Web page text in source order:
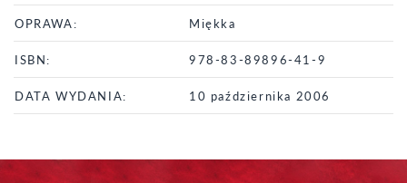
OPRAWA: Miękka
ISBN: 978-83-89896-41-9
DATA WYDANIA: 10 października 2006